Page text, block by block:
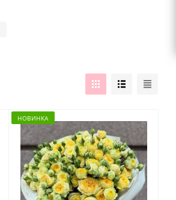
НОВИНКА